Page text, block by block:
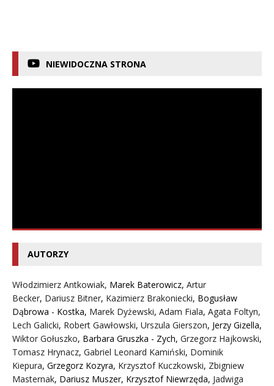
NIEWIDOCZNA STRONA
AUTORZY
Włodzimierz Antkowiak, Marek Baterowicz, Artur
Becker, Dariusz Bitner, Kazimierz Brakoniecki, Bogusław
Dąbrowa - Kostka, Marek Dyżewski, Adam Fiala, Agata Foltyn,
Lech Galicki, Robert Gawłowski, Urszula Gierszon, Jerzy Gizella,
Wiktor Gołuszko, Barbara Gruszka - Zych, Grzegorz Hajkowski,
Tomasz Hrynacz, Gabriel Leonard Kamiński, Dominik
Kiepura, Grzegorz Kozyra, Krzysztof Kuczkowski, Zbigniew
Masternak, Dariusz Muszer, Krzysztof Niewrzęda, Jadwiga